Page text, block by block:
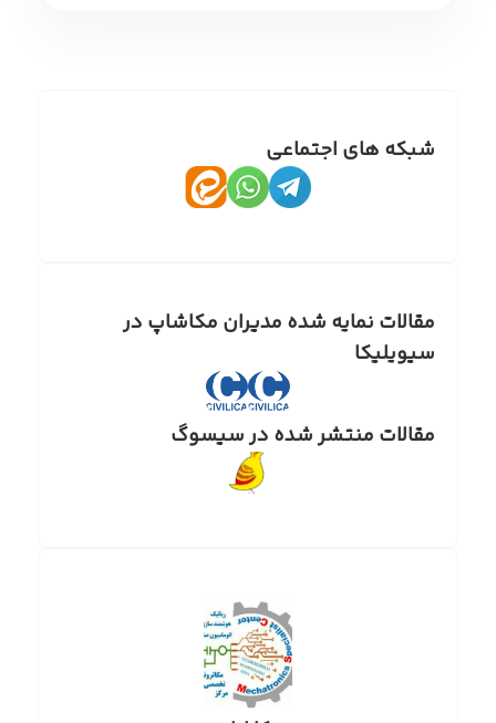
شبکه های اجتماعی
مقالات نمایه شده مدیران مکاشاپ در
سیویلیکا
مقالات منتشر شده در سیسوگ